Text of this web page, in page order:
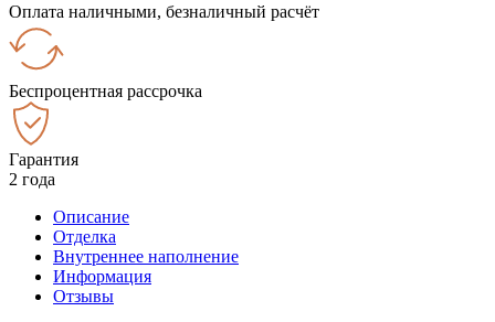
Оплата наличными, безналичный расчёт
Беспроцентная рассрочка
Гарантия
2 года
Описание
Отделка
Внутреннее наполнение
Информация
Отзывы